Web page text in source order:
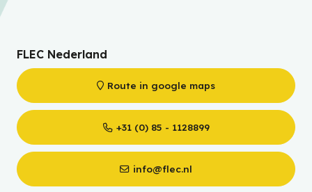
FLEC Nederland
Route in google maps
+31 (0) 85 - 1128899
info@flec.nl